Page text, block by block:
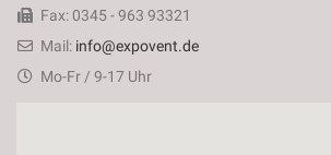
Fax: 0345 - 963 93321
Mail: info@expovent.de
Mo-Fr / 9-17 Uhr